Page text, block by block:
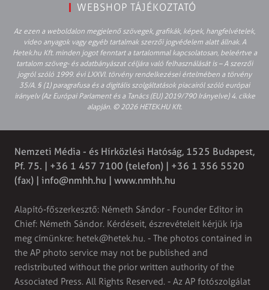
WEBSHOP TÁJÉKOZTATÓ
Az ezen a weboldalon megjelenő szövegek, grafikák, képek, hangfelvételek,
video anyagok vagy egyéb tartalmak szerzői jogvédelem alatt állnak. A
Hetek.hu Kft. minden jogot fenntart a tartalommal kapcsolatosan, beleértve a
tartalom szöveg- és adatbányászat céljára való felhasználását is – A szerzői
jogról szóló 1999. évi LXXVI. törvény rendelkezései értelmében a törvény
35/A. § (1) paragrafusa és a digitális szolgáltatások piacairól szóló európai
irányelv (Az Európai Parlament és a Tanács (EU) 2019/790 Irányelve) 4. cikke
alapján. © 2026 HETEK.HU Kft.
Nemzeti Média - és Hírközlési Hatóság, 1525 Budapest,
Pf. 75. | +36 1 457 7100 (telefon) | +36 1 356 5520
(fax) | info@nmhh.hu | www.nmhh.hu
Alapító-főszerkesztő: Németh Sándor - Founder Editor in
Chief: Németh Sándor. Kérdéseit, észrevételeit kérjük írja
meg címünkre: hetek@hetek.hu. - The photos contained in
the AP photo service may not be published and
redistributed without the prior written authority of the
Associated Press. All Rights Reserved. - Az AP fotószolgálat